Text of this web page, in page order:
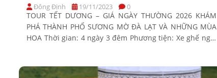
Đông Định 19/11/2023 0
TOUR TẾT DƯƠNG – GIÁ NGÀY THƯỜNG 2026 KHÁM
PHÁ THÀNH PHỐ SƯƠNG MỜ ĐÀ LẠT VÀ NHỮNG MÙA
HOA Thời gian: 4 ngày 3 đêm Phương tiện: Xe ghế ngồi
GIÁ TOUR CƠ BẢN (VND/khách) […]